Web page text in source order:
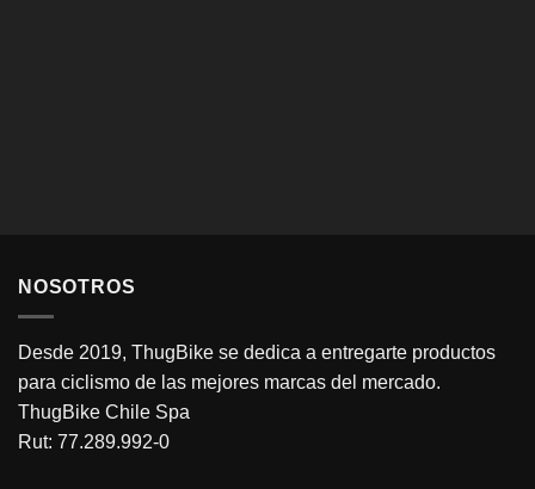
NOSOTROS
Desde 2019, ThugBike se dedica a entregarte productos
para ciclismo de las mejores marcas del mercado.
ThugBike Chile Spa
Rut: 77.289.992-0